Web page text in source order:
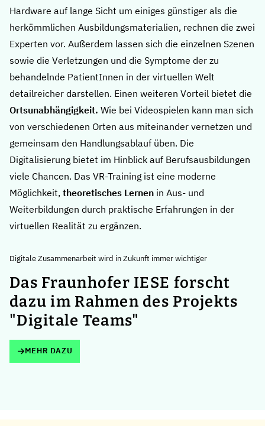
Hardware auf lange Sicht um einiges günstiger als die
herkömmlichen Ausbildungsmaterialien, rechnen die zwei
Experten vor. Außerdem lassen sich die einzelnen Szenen
sowie die Verletzungen und die Symptome der zu
behandelnde PatientInnen in der virtuellen Welt
detailreicher darstellen. Einen weiteren Vorteil bietet die
Ortsunabhängigkeit. Wie bei Videospielen kann man sich
von verschiedenen Orten aus miteinander vernetzen und
gemeinsam den Handlungsablauf üben. Die
Digitalisierung bietet im Hinblick auf Berufsausbildungen
viele Chancen. Das VR-Training ist eine moderne
Möglichkeit, theoretisches Lernen in Aus- und
Weiterbildungen durch praktische Erfahrungen in der
virtuellen Realität zu ergänzen.
Digitale Zusammenarbeit wird in Zukunft immer wichtiger
Das Fraunhofer IESE forscht
dazu im Rahmen des Projekts
"Digitale Teams"
MEHR DAZU